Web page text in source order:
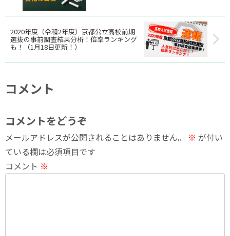
2020年度（令和2年度）京都公立高校前期
選抜の事前調査結果分析！倍率ランキング
も！（1月18日更新！）
コメント
コメントをどうぞ
メールアドレスが公開されることはありません。 ※ が付い
ている欄は必須項目です
コメント ※